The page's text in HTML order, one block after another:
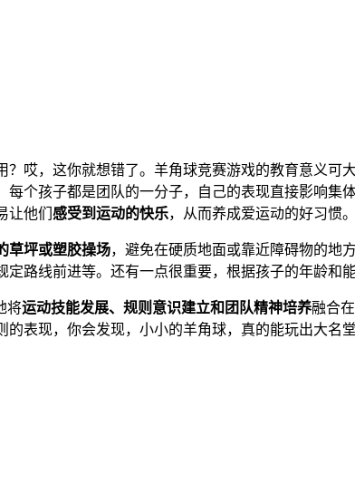
哎，这你就想错了。羊角球竞赛游戏的教育意义可
每个孩子都是团队的一分子，自己的表现直接影响集
让他们 感受到运动的快乐，从而养成爱运动的好习惯。
草坪或塑胶操场，避免在硬质地面或靠近障碍物的地
定路线前进等。还有一点很重要，根据孩子的年龄和
将运动技能发展、规则意识建立和团队精神培养融合
表现，你会发现，小小的羊角球，真的能玩出大名